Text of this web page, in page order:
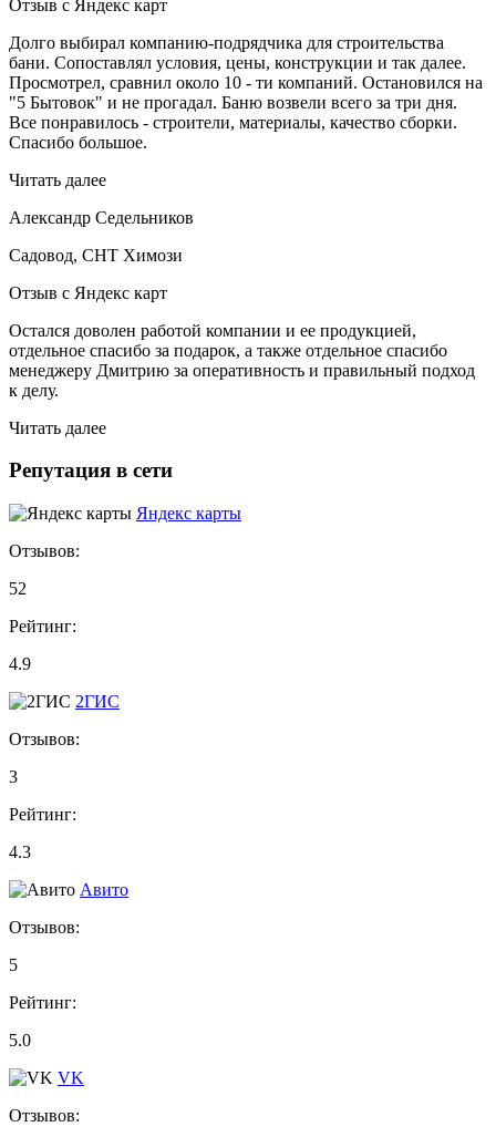
Отзыв с Яндекс карт
Долго выбирал компанию-подрядчика для строительства
бани. Сопоставлял условия, цены, конструкции и так далее.
Просмотрел, сравнил около 10 - ти компаний. Остановился на
"5 Бытовок" и не прогадал. Баню возвели всего за три дня.
Все понравилось - строители, материалы, качество сборки.
Спасибо большое.
Читать далее
Александр Седельников
Садовод, СНТ Химози
Отзыв с Яндекс карт
Остался доволен работой компании и ее продукцией,
отдельное спасибо за подарок, а также отдельное спасибо
менеджеру Дмитрию за оперативность и правильный подход
к делу.
Читать далее
Репутация в сети
Яндекс карты
Отзывов:
52
Рейтинг:
4.9
2ГИС
Отзывов:
3
Рейтинг:
4.3
Авито
Отзывов:
5
Рейтинг:
5.0
VK
Отзывов: